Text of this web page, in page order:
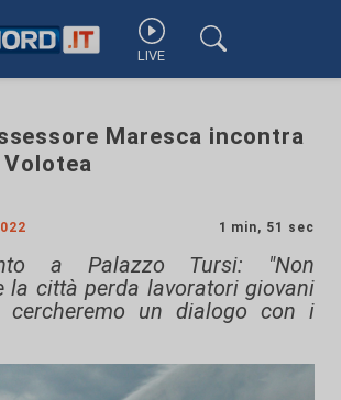
LIVE
Maresca incontra
1 min, 51 sec
a Palazzo Tursi: "Non
la città perda lavoratori giovani
cercheremo un dialogo con i